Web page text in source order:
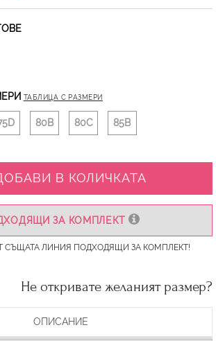
ТАБЛИЦА С РАЗМЕРИ
80B 80C 85B
В КОЛИЧКАТА
ЗА КОМПЛЕКТ
СЪЩАТА ЛИНИЯ ПОДХОДЯЩИ ЗА КОМПЛЕКТ!
Не откривате желаният размер?
ОПИСАНИЕ